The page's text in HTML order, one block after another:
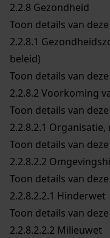
2.2.8 Gezondheid
Toon details van
2.2.8.1
beleid)
Toon details van
2.2.8.2 Voorkoming
Toon details van
2.2.8.2.1 Organisatie,
Toon details van
2.2.8.2.2
Toon details van
2.2.8.2.2.1 Hinderwet
Toon details van
2.2.8.2.2.2 Milieuwet